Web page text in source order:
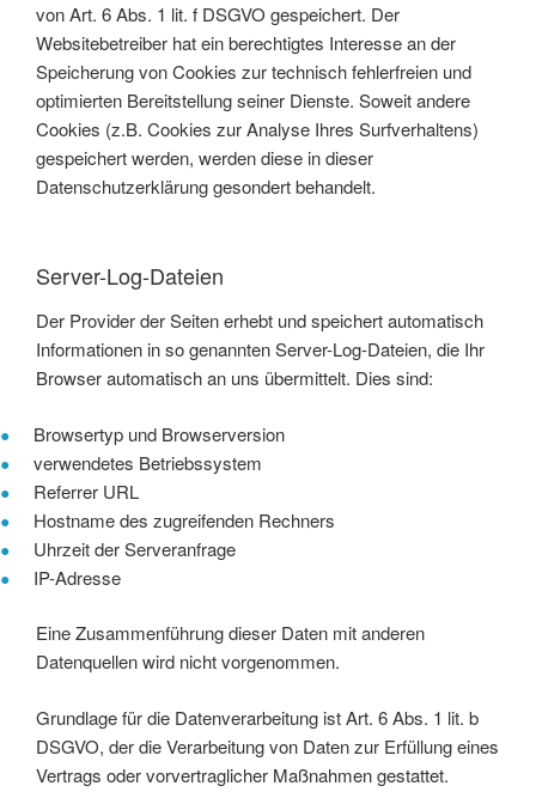
von Art. 6 Abs. 1 lit. f DSGVO gespeichert. Der
Websitebetreiber hat ein berechtigtes Interesse an der
Speicherung von Cookies zur technisch fehlerfreien und
optimierten Bereitstellung seiner Dienste. Soweit andere
Cookies (z.B. Cookies zur Analyse Ihres Surfverhaltens)
gespeichert werden, werden diese in dieser
Datenschutzerklärung gesondert behandelt.
Server-Log-Dateien
Der Provider der Seiten erhebt und speichert automatisch
Informationen in so genannten Server-Log-Dateien, die Ihr
Browser automatisch an uns übermittelt. Dies sind:
Browsertyp und Browserversion
verwendetes Betriebssystem
Referrer URL
Hostname des zugreifenden Rechners
Uhrzeit der Serveranfrage
IP-Adresse
Eine Zusammenführung dieser Daten mit anderen
Datenquellen wird nicht vorgenommen.
Grundlage für die Datenverarbeitung ist Art. 6 Abs. 1 lit. b
DSGVO, der die Verarbeitung von Daten zur Erfüllung eines
Vertrags oder vorvertraglicher Maßnahmen gestattet.